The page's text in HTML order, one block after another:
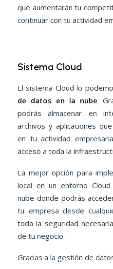
que aumentarán tu
continuar con tu actividad
Sistema Cloud
El sistema Cloud lo
de datos en la nube.
podrás almacenar en
archivos y aplicaciones
en tu actividad
acceso a toda la
La mejor opción para
local en un entorno
nube donde podrás
tu empresa desde
toda la seguridad
de tu negocio.
Gracias a la gestión de